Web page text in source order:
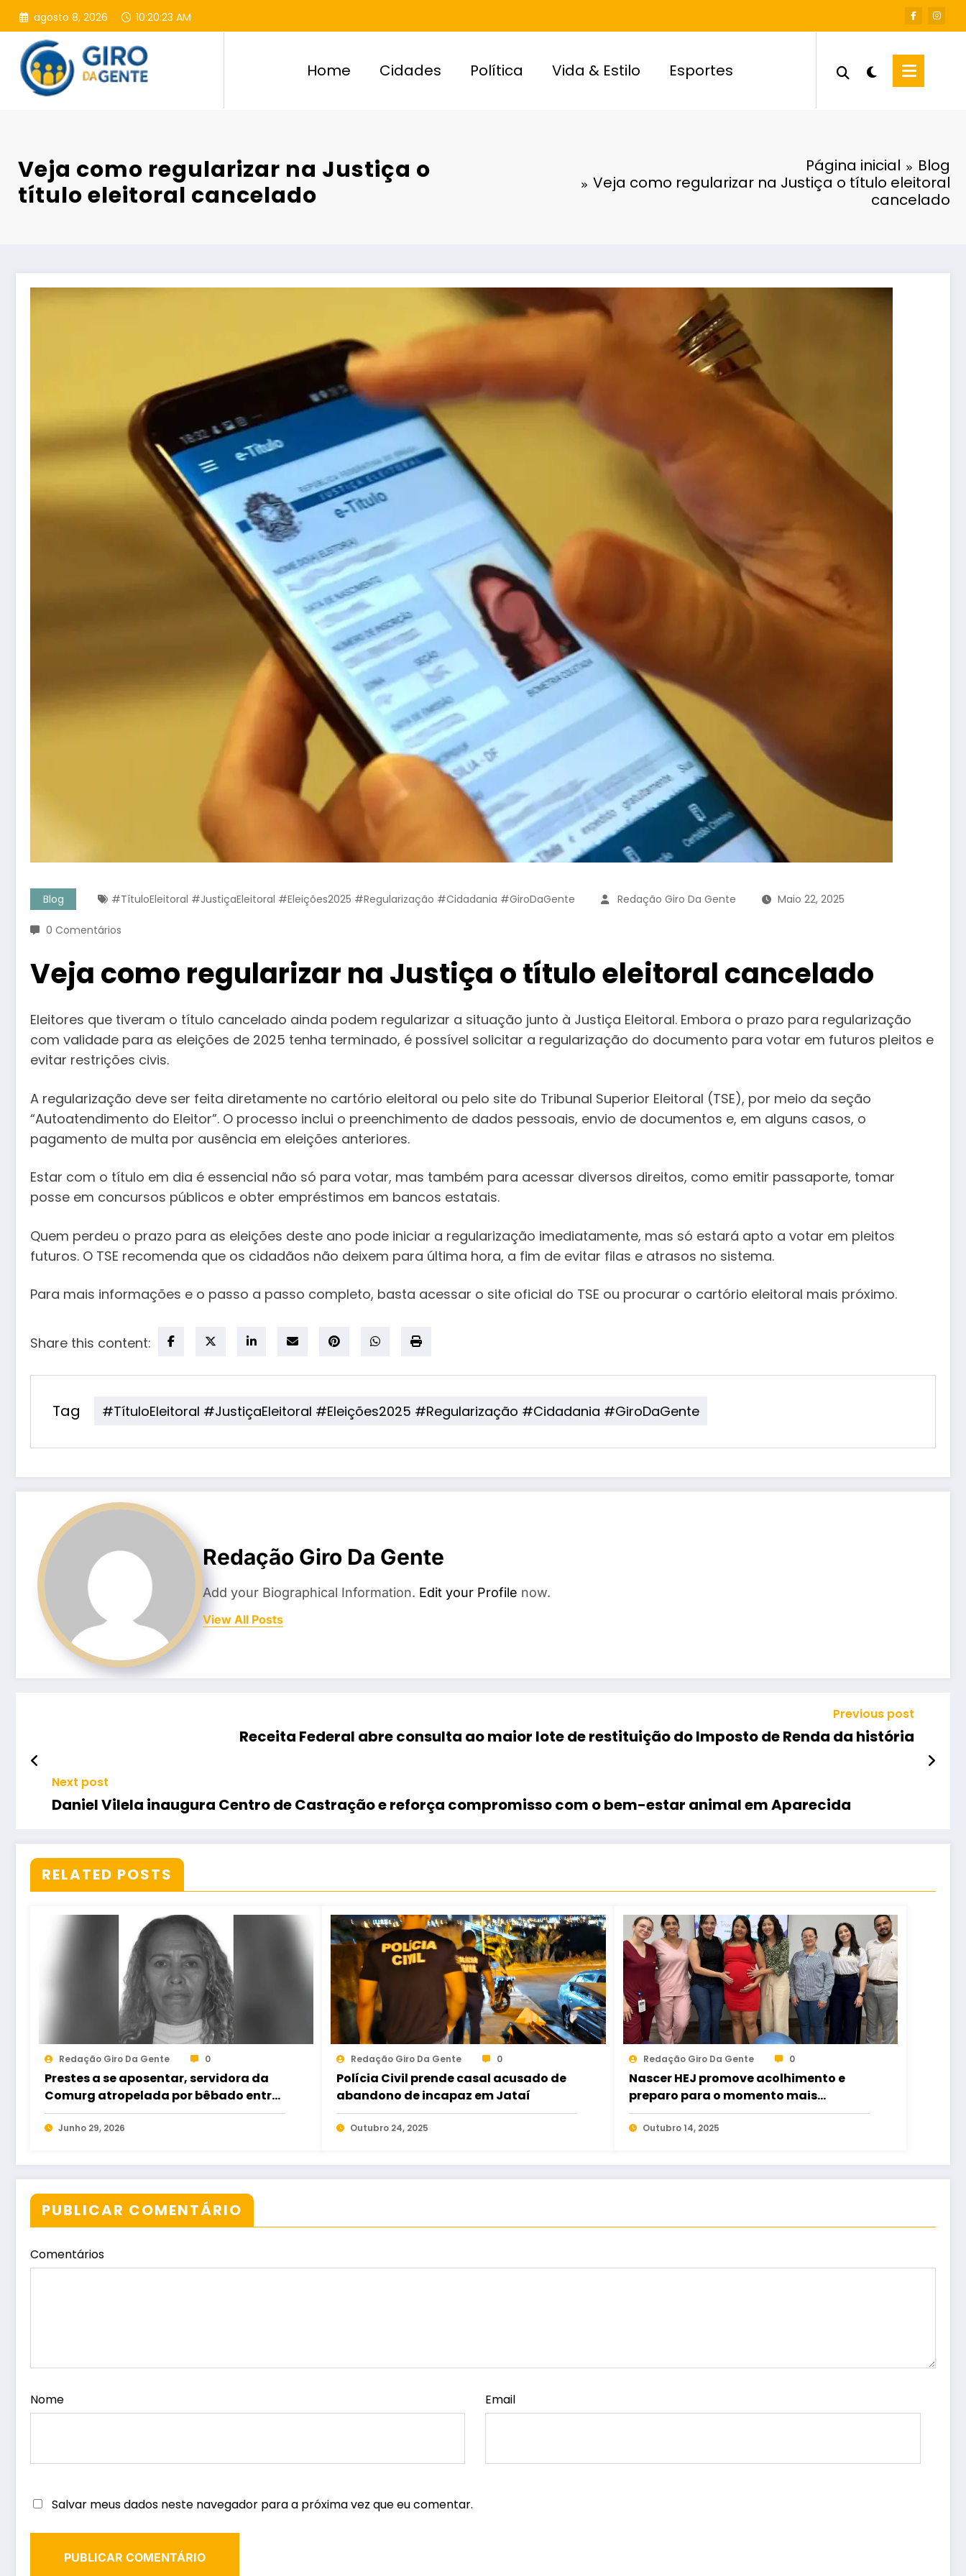
Pular
para
conteúdo
agosto 8, 2026 10:20:24 AM
Home Cidades Política Vida & Estilo Esportes
Veja como regularizar na Justiça o
título eleitoral cancelado
Página inicial
Blog
Veja como regularizar na Justiça o título eleitoral
cancelado
Blog #TítuloEleitoral #JustiçaEleitoral #Eleições2025 #Regularização #Cidadania #GiroDaGente Redação Giro Da Gente Maio 22, 2025
0 Comentários
Veja como regularizar na Justiça o título eleitoral cancelado
Eleitores que tiveram o título cancelado ainda podem regularizar a situação junto à Justiça Eleitoral. Embora o prazo para regularização
com validade para as eleições de 2025 tenha terminado, é possível solicitar a regularização do documento para votar em futuros pleitos e
evitar restrições civis.
A regularização deve ser feita diretamente no cartório eleitoral ou pelo site do Tribunal Superior Eleitoral (TSE), por meio da seção
“Autoatendimento do Eleitor”. O processo inclui o preenchimento de dados pessoais, envio de documentos e, em alguns casos, o
pagamento de multa por ausência em eleições anteriores.
Estar com o título em dia é essencial não só para votar, mas também para acessar diversos direitos, como emitir passaporte, tomar
posse em concursos públicos e obter empréstimos em bancos estatais.
Quem perdeu o prazo para as eleições deste ano pode iniciar a regularização imediatamente, mas só estará apto a votar em pleitos
futuros. O TSE recomenda que os cidadãos não deixem para última hora, a fim de evitar filas e atrasos no sistema.
Para mais informações e o passo a passo completo, basta acessar o site oficial do TSE ou procurar o cartório eleitoral mais próximo.
Share this content:
Tag #TítuloEleitoral #JustiçaEleitoral #Eleições2025 #Regularização #Cidadania #GiroDaGente
Redação Giro Da Gente
Add your Biographical Information. Edit your Profile now.
View All Posts
Previous post
Receita Federal abre consulta ao maior lote de restituição do Imposto de Renda da história
Next post
Daniel Vilela inaugura Centro de Castração e reforça compromisso com o bem-estar animal em Aparecida
RELATED POSTS
Redação Giro Da Gente 0
Prestes a se aposentar, servidora da
Comurg atropelada por bêbado entra
em protocolo de morte encefálica
Junho 29, 2026
Redação Giro Da Gente 0
Polícia Civil prende casal acusado de
abandono de incapaz em Jataí
Outubro 24, 2025
Redação Giro Da Gente 0
Nascer HEJ promove acolhimento e
preparo para o momento mais
esperado da maternidade
Outubro 14, 2025
PUBLICAR COMENTÁRIO
Comentários
Nome Email
Salvar meus dados neste navegador para a próxima vez que eu comentar.